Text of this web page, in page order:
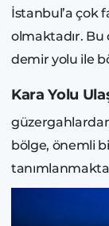
İstanbul’a çok
olmaktadır. Bu
demir yolu ile
Kara Yolu
bölge, önemli